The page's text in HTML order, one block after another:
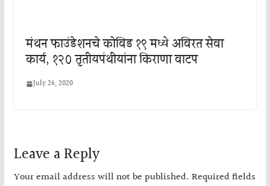
मंथन फाउंडेशनचे कोविड १९ मध्ये अविरत सेवा
कार्य, १२० तृतीयपंथीयांना किराणा वाटप
July 26, 2020
Leave a Reply
Your email address will not be published. Required fields